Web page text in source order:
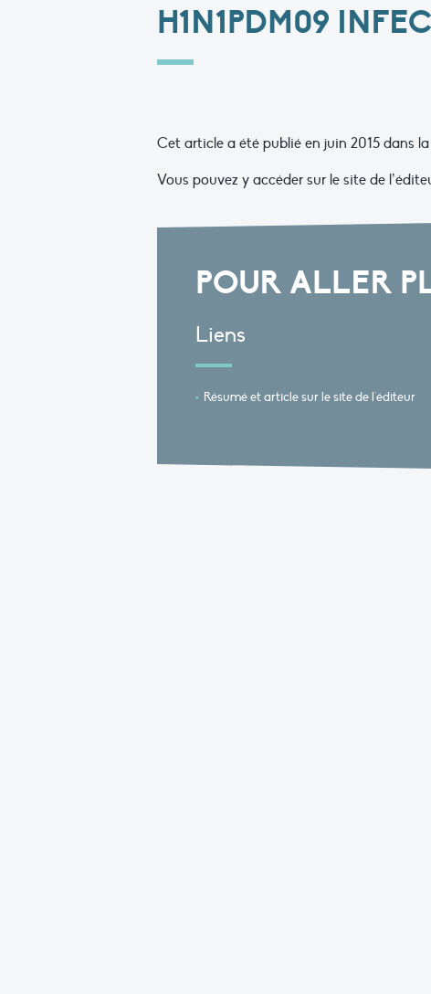
H1N1PDM09
Cet article a été publié en juin 2015 dans
Vous pouvez y accéder sur le site de
POUR ALLER
Liens
Résumé et article sur le site de l'éditeur